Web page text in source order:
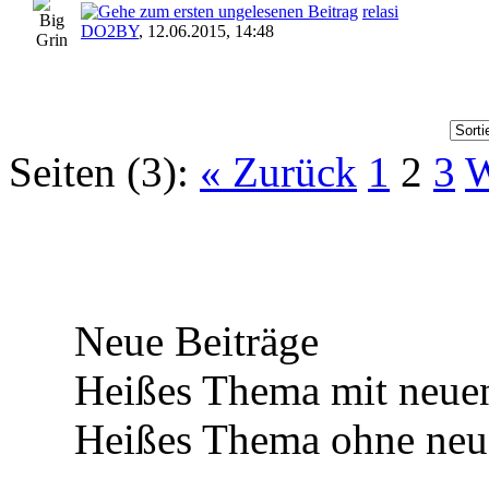
relasi
DO2BY, 12.06.2015, 14:48
Seiten (3): « Zurück 1 2 3
Neue Beiträge
Heißes Thema mit
Heißes Thema ohne